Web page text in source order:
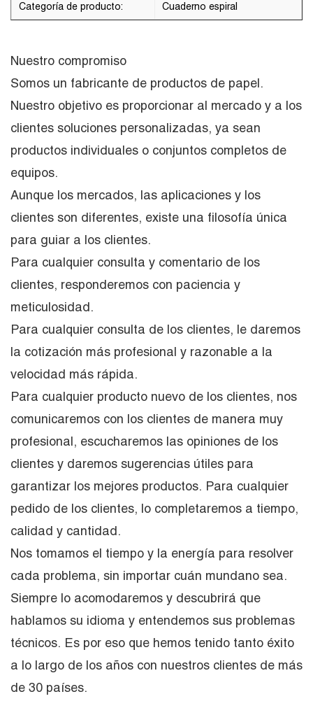
Categoría de producto: Cuaderno espiral
Nuestro compromiso
Somos un fabricante de productos de papel.
Nuestro objetivo es proporcionar al mercado y a los
clientes soluciones personalizadas, ya sean
productos individuales o conjuntos completos de
equipos.
Aunque los mercados, las aplicaciones y los
clientes son diferentes, existe una filosofía única
para guiar a los clientes.
Para cualquier consulta y comentario de los
clientes, responderemos con paciencia y
meticulosidad.
Para cualquier consulta de los clientes, le daremos
la cotización más profesional y razonable a la
velocidad más rápida.
Para cualquier producto nuevo de los clientes, nos
comunicaremos con los clientes de manera muy
profesional, escucharemos las opiniones de los
clientes y daremos sugerencias útiles para
garantizar los mejores productos. Para cualquier
pedido de los clientes, lo completaremos a tiempo,
calidad y cantidad.
Nos tomamos el tiempo y la energía para resolver
cada problema, sin importar cuán mundano sea.
Siempre lo acomodaremos y descubrirá que
hablamos su idioma y entendemos sus problemas
técnicos. Es por eso que hemos tenido tanto éxito
a lo largo de los años con nuestros clientes de más
de 30 países.